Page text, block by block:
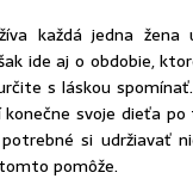
každá jedna
ide aj o obdobie,
s láskou
konečne svoje dieťa
si udržiavať
pomôže.